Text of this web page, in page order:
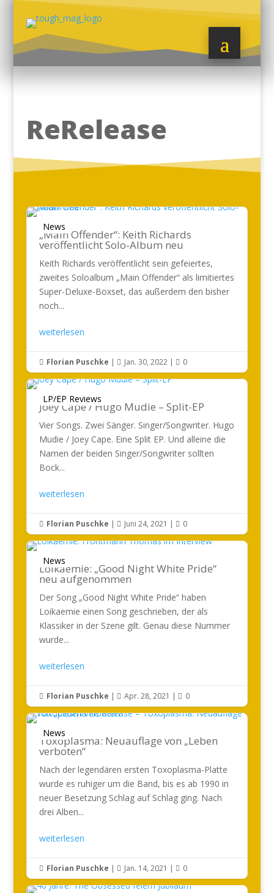
ReRelease
News
„Main Offender“: Keith Richards
veröffentlicht Solo-Album neu
Keith Richards veröffentlicht sein gefeiertes,
zweites Soloalbum „Main Offender“ als limitiertes
Super-Deluxe-Boxset, das außerdem den bisher
noch...
weiterlesen
 Florian Puschke |  Jan. 30, 2022|  0
LP/EP Reviews
Joey Cape / Hugo Mudie – Split-EP
Vier Songs. Zwei Sänger. Singer/Songwriter. Hugo
Mudie / Joey Cape. Eine Split EP. Und alleine die
Namen der beiden Singer/Songwriter sollten
Bock...
weiterlesen
 Florian Puschke |  Juni 24, 2021 |  0
News
Loikaemie: „Good Night White Pride“
neu aufgenommen
Der Song „Good Night White Pride“ haben
Loikaemie einen Song geschrieben, der als
Klassiker in der Szene gilt. Genau diese Nummer
wurde...
weiterlesen
 Florian Puschke |  Apr. 28, 2021 |  0
News
Toxoplasma: Neuauflage von „Leben
verboten“
Nach der legendären ersten Toxoplasma-Platte
wurde es ruhiger um die Band, bis es ab 1990 in
neuer Besetzung Schlag auf Schlag ging. Nach
drei Alben...
weiterlesen
 Florian Puschke |  Jan. 14, 2021 |  0